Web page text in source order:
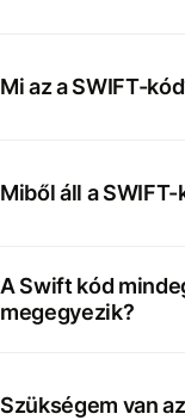
Mi az a SWIFT-
Miből áll a SWIFT-
A Swift kód
megegyezik?
Szükségem van